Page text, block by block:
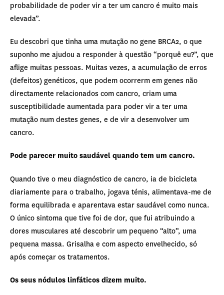
probabilidade de poder vir a ter um cancro é muito mais
elevada”.
Eu descobri que tinha uma mutação no gene BRCA2, o que
suponho me ajudou a responder à questão “porquê eu?”, que
aflige muitas pessoas. Muitas vezes, a acumulação de erros
(defeitos) genéticos, que podem ocorrerm em genes não
directamente relacionados com cancro, criam uma
susceptibilidade aumentada para poder vir a ter uma
mutação num destes genes, e de vir a desenvolver um
cancro.
Pode parecer muito saudável quando tem um cancro.
Quando tive o meu diagnóstico de cancro, ia de bicicleta
diariamente para o trabalho, jogava ténis, alimentava-me de
forma equilibrada e aparentava estar saudável como nunca.
O único sintoma que tive foi de dor, que fui atribuindo a
dores musculares até descobrir um pequeno “alto”, uma
pequena massa. Grisalha e com aspecto envelhecido, só
após começar os tratamentos.
Os seus nódulos linfáticos dizem muito.